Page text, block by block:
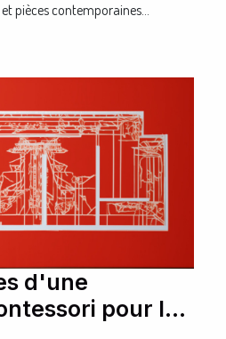
pièces contemporaines...
d'une
pour les